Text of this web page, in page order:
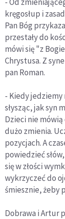
kręgosłup i
Pan Bóg
przestały do
mówi się "z
Chrystusa. Z
pan Roman.
- Kiedy
słysząc, jak syn
Dzieci nie
dużo zmienia.
pozycjach. A
powiedzieć
się w złości
wykrzyczeć do
śmiesznie, żeby
Dobrawa i Artur